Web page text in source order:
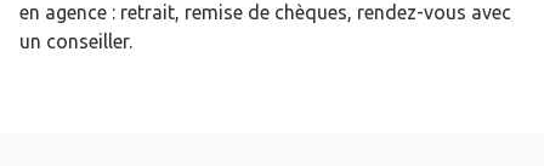
en agence : retrait, remise de chèques, rendez-vous avec
un conseiller.